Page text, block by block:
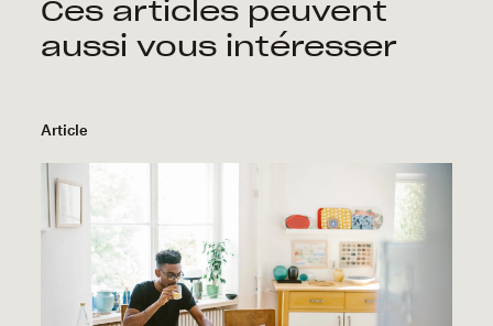
Ces articles peuvent
aussi vous intéresser
Article